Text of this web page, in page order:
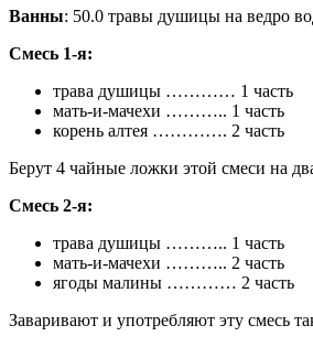
Ванны: 50.0 травы душицы на ведро
Смесь 1-я:
трава душицы ………… 1 часть
мать-и-мачехи ……….. 1 часть
корень алтея …………. 2 часть
Берут 4 чайные ложки этой смеси на
Смесь 2-я:
трава душицы ……….. 1 часть
мать-и-мачехи ……….. 2 часть
ягоды малины ………… 2 часть
Заваривают и употребляют эту смесь